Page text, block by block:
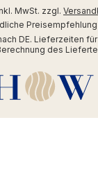
MwSt. zzgl.
DE. Lieferzeiten
des